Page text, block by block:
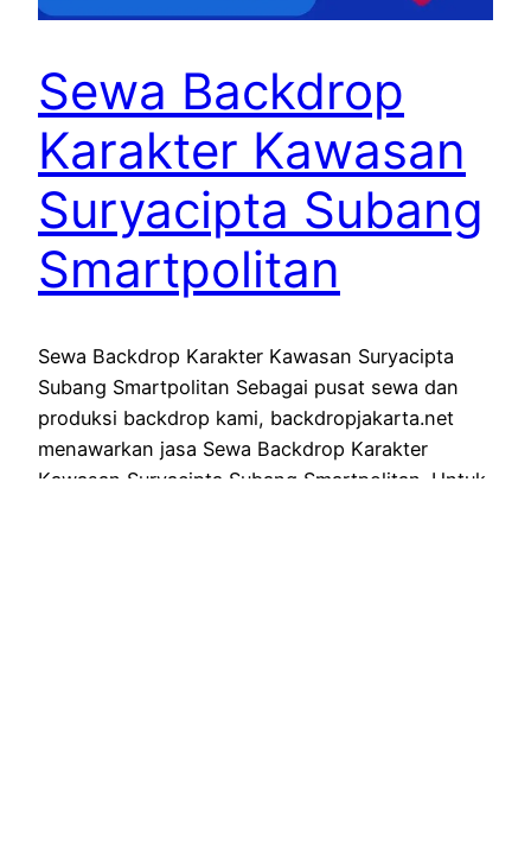
Sewa Backdrop
Karakter Kawasan
Suryacipta Subang
Smartpolitan
Sewa Backdrop Karakter Kawasan Suryacipta
Subang Smartpolitan Sebagai pusat sewa dan
produksi backdrop kami, backdropjakarta.net
menawarkan jasa Sewa Backdrop Karakter
Kawasan Suryacipta Subang Smartpolitan. Untuk